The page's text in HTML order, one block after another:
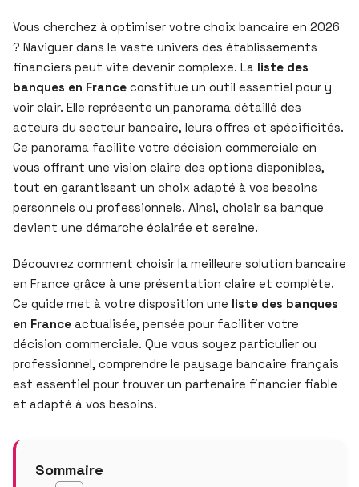
Vous cherchez à optimiser votre choix bancaire en 2026
? Naviguer dans le vaste univers des établissements
financiers peut vite devenir complexe. La liste des
banques en France constitue un outil essentiel pour y
voir clair. Elle représente un panorama détaillé des
acteurs du secteur bancaire, leurs offres et spécificités.
Ce panorama facilite votre décision commerciale en
vous offrant une vision claire des options disponibles,
tout en garantissant un choix adapté à vos besoins
personnels ou professionnels. Ainsi, choisir sa banque
devient une démarche éclairée et sereine.
Découvrez comment choisir la meilleure solution bancaire
en France grâce à une présentation claire et complète.
Ce guide met à votre disposition une liste des banques
en France actualisée, pensée pour faciliter votre
décision commerciale. Que vous soyez particulier ou
professionnel, comprendre le paysage bancaire français
est essentiel pour trouver un partenaire financier fiable
et adapté à vos besoins.
Sommaire